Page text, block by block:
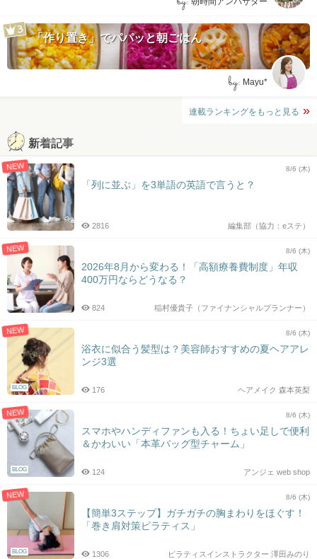
「作り置き」でパパッと朝ごはん
by: Mayu*
連載ランキングをもっと見る
新着記事
NEW 8/6 (木)
「列に並ぶ」を3単語の英語で言うと？
編集部（協力：eステ）
2816
NEW 8/6 (木)
2026年8月から変わる！「高額療養費制度」年収
400万円ならどうなる？
稲村優貴子（ファイナンシャルプランナー）
824
NEW
BLOG
8/6 (木)
浴衣に似合う髪型は？美容師おすすめの夏ヘアアレ
ンジ3選
ヘアメイク 森本英梨
176
NEW
BLOG
8/6 (木)
スマホやハンディファンも入る！ちょい足しで便利
＆かわいい「本革バッグ型チャーム」
アンジェ web shop
124
NEW
BLOG
8/6 (木)
【簡単3ステップ】ガチガチの胸まわりをほぐす！
「巻き肩対策ピラティス」
ピラティスインストラクター 澤田みのり
1306